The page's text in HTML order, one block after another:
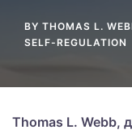
BY THOMAS L.
SELF-REGULATION
Thomas L. Webb,